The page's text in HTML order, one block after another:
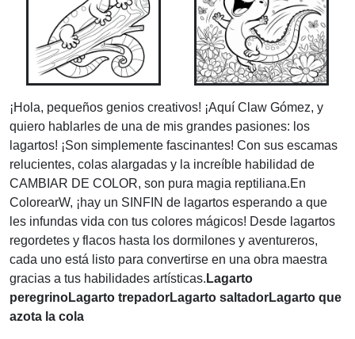
¡Hola, pequeños genios creativos! ¡Aquí Claw Gómez, y
quiero hablarles de una de mis grandes pasiones: los
lagartos! ¡Son simplemente fascinantes! Con sus escamas
relucientes, colas alargadas y la increíble habilidad de
CAMBIAR DE COLOR, son pura magia reptiliana.En
ColorearW, ¡hay un SINFIN de lagartos esperando a que
les infundas vida con tus colores mágicos! Desde lagartos
regordetes y flacos hasta los dormilones y aventureros,
cada uno está listo para convertirse en una obra maestra
gracias a tus habilidades artísticas. Lagarto
peregrinoLagarto trepadorLagarto saltadorLagarto que
azota la cola